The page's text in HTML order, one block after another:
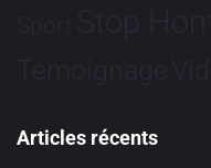
Sport Stop
Témoignage
Articles récents